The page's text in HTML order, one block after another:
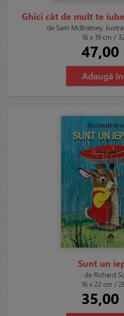
Ghici cât de mult te
de Sam McBratney,
16 x 19 cm /
47,00
Adaugă
Sunt un
de Richard
16 x 22 cm /
35,00